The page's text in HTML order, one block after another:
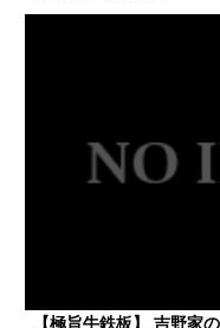
【極旨牛鉄板】 吉野家